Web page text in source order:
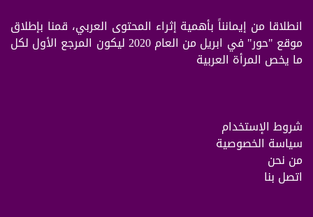
انطلاقا من إيمانناً بأهمية إثراء المحتوى العربي، قمنا بإطلاق
موقع "حور" في ابريل من العام 2020 ليكون المرجع الأول لكل
ما يخص المرأة العربية
شروط الإستخدام
سياسة الخصوصية
من نحن
اتصل بنا